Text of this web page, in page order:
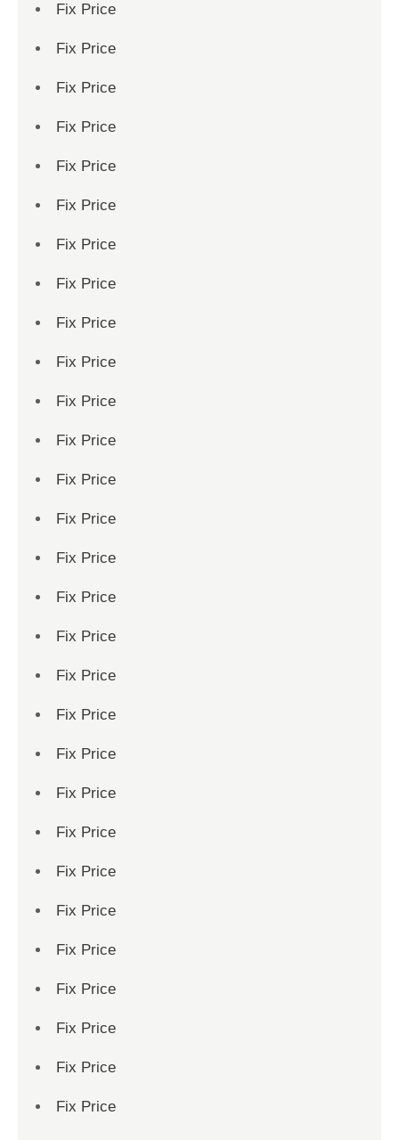
Fix Price
Fix Price
Fix Price
Fix Price
Fix Price
Fix Price
Fix Price
Fix Price
Fix Price
Fix Price
Fix Price
Fix Price
Fix Price
Fix Price
Fix Price
Fix Price
Fix Price
Fix Price
Fix Price
Fix Price
Fix Price
Fix Price
Fix Price
Fix Price
Fix Price
Fix Price
Fix Price
Fix Price
Fix Price